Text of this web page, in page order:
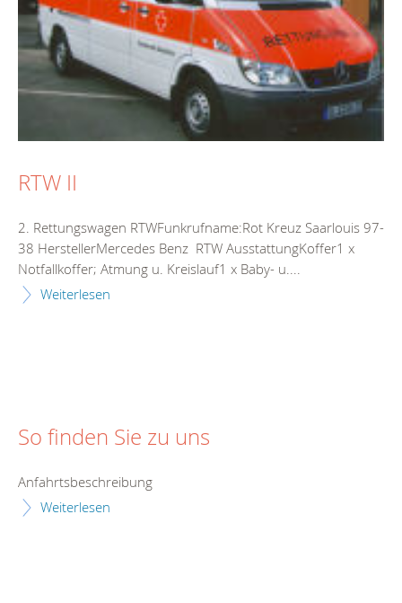
RTW II
2. Rettungswagen RTWFunkrufname:Rot Kreuz Saarlouis 97-
38 HerstellerMercedes Benz RTW AusstattungKoffer1 x
Notfallkoffer; Atmung u. Kreislauf1 x Baby- u....
Weiterlesen
So finden Sie zu uns
Anfahrtsbeschreibung
Weiterlesen